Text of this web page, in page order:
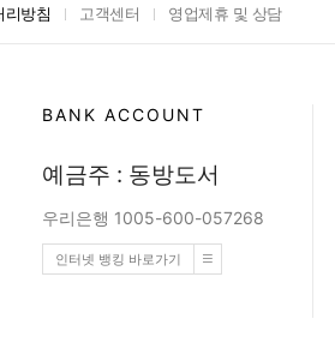
리방침 고객센터 영업제휴 및 상담
BANK ACCOUNT
예금주 : 동방도서
우리은행 1005-600-057268
인터넷 뱅킹 바로가기